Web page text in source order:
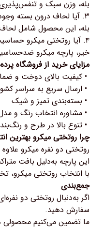
بله، وزن سبک و
۳. آیا لحاف درون بسته وجود دارد؟
بله، این محصول شامل
۴. آیا روتختی میکرو حساسیت‌زا است؟
خیر، پارچه میکرو
مزایای خرید از فروشگاه
• کیفیت بالای دوخت و
• ارسال سریع به سراسر
• بسته‌بندی تمیز و شیک
• مشاوره انتخاب رنگ و
• تنوع بالا در طرح و
چرا روتختی میکرو بهترین
روتختی دو نفره میکرو
این پارچه به‌دلیل بافت
با انتخاب روتختی میکرو،
جمع‌بندی
اگر به‌دنبال روتختی دو
سفارش دهید.
ما تضمین می‌کنیم محصولی